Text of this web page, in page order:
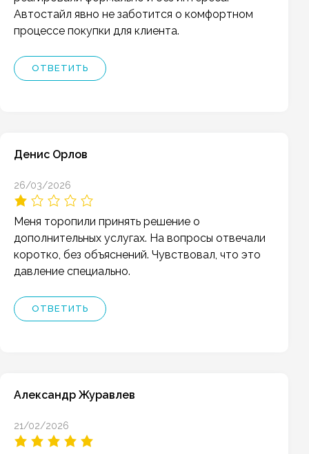
Автостайл явно не заботится о комфортном
процессе покупки для клиента.
ОТВЕТИТЬ
Денис Орлов
26/03/2026
Меня торопили принять решение о
дополнительных услугах. На вопросы отвечали
коротко, без объяснений. Чувствовал, что это
давление специально.
ОТВЕТИТЬ
Александр Журавлев
21/02/2026